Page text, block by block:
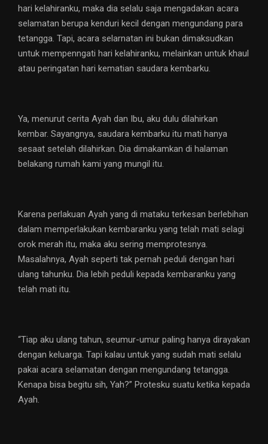
hari kelahiranku, maka dia selalu saja mengadakan acara
selamatan berupa kenduri kecil dengan mengundang para
tetangga. Tapi, acara selarnatan ini bukan dimaksudkan
untuk mempenngati hari kelahiranku, melainkan untuk khaul
atau peringatan hari kematian saudara kembarku.
Ya, menurut cerita Ayah dan Ibu, aku dulu dilahirkan
kembar. Sayangnya, saudara kembarku itu mati hanya
sesaat setelah dilahirkan. Dia dimakamkan di halaman
belakang rumah kami yang mungil itu.
Karena perlakuan Ayah yang di mataku terkesan berlebihan
dalam memperlakukan kembaranku yang telah mati selagi
orok merah itu, maka aku sering memprotesnya.
Masalahnya, Ayah seperti tak pernah peduli dengan hari
ulang tahunku. Dia lebih peduli kepada kembaranku yang
telah mati itu.
“Tiap aku ulang tahun, seumur-umur paling hanya dirayakan
dengan keluarga. Tapi kalau untuk yang sudah mati selalu
pakai acara selamatan dengan mengundang tetangga.
Kenapa bisa begitu sih, Yah?” Protesku suatu ketika kepada
Ayah.